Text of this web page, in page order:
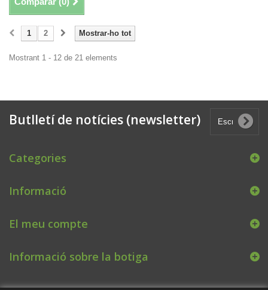
Mostrar-ho tot
1 2
Mostrant 1 - 12 de 21 elements
Butlletí de notícies (newsletter)
Categories
Informació
El meu compte
Informació sobre la botiga